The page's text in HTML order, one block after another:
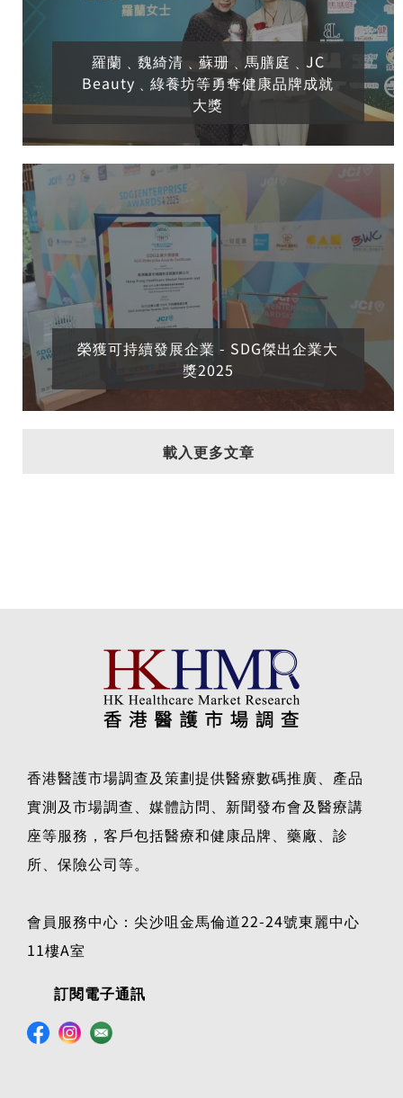
羅蘭﹑魏綺清﹑蘇珊﹑馬膳庭﹑JC
Beauty﹑綠養坊等勇奪健康品牌成就
大獎
榮獲可持續發展企業 - SDG傑出企業大
獎2025
載入更多文章
香港醫護市場調查及策劃提供醫療數碼推廣、產品
實測及市場調查、媒體訪問、新聞發布會及醫療講
座等服務，客戶包括醫療和健康品牌、藥廠、診
所、保險公司等。
會員服務中心：尖沙咀金馬倫道22-24號東麗中心
11樓A室
訂閱電子通訊